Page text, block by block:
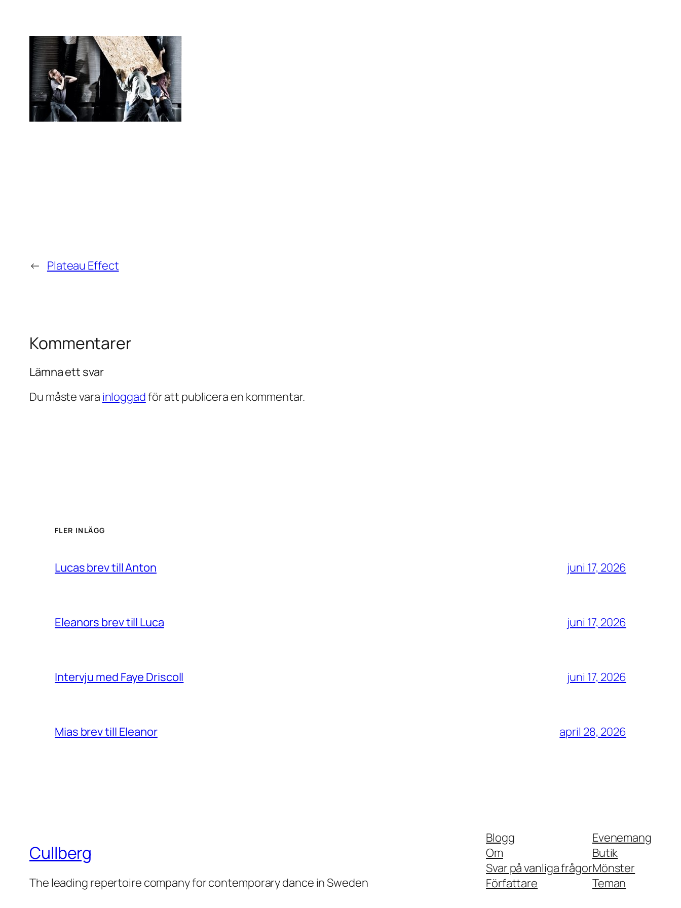
← Plateau Effect
Kommentarer
Lämna ett svar
Du måste vara inloggadför att publicera en kommentar.
FLER INLÄGG
Lucas brev till Anton juni 17, 2026
Eleanors brev till Luca juni 17, 2026
Intervju med Faye Driscoll juni 17, 2026
Mias brev till Eleanor april 28, 2026
Cullberg
The leading repertoire company for contemporary dance in Sweden
Blogg
Om
Svar på vanliga frågor
Författare
Evenemang
Butik
Mönster
Teman